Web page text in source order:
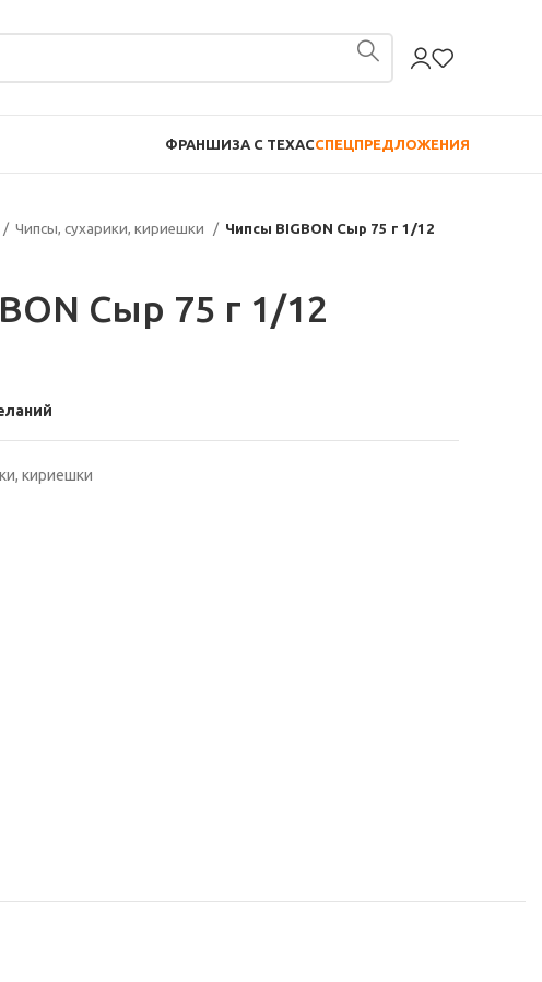
ФРАНШИЗА С TEXACСПЕЦПРЕДЛОЖЕНИЯ
Чипсы, сухарики, кириешки Чипсы BIGBON Сыр 75 г 1/12
Сыр 75 г 1/12
кириешки